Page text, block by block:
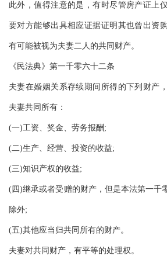
此外，值得注意的是，有时尽管房产证上
要对方能够出具相应证据证明其也曾出资
有可能被视为夫妻二人的共同财产。
《民法典》第一千零六十二条
夫妻在婚姻关系存续期间所得的下列财产
夫妻共同所有：
(一)工资、奖金、劳务报酬;
(二)生产、经营、投资的收益;
(三)知识产权的收益;
(四)继承或者受赠的财产，但是本法第一千
除外;
(五)其他应当归共同所有的财产。
夫妻对共同财产，有平等的处理权。